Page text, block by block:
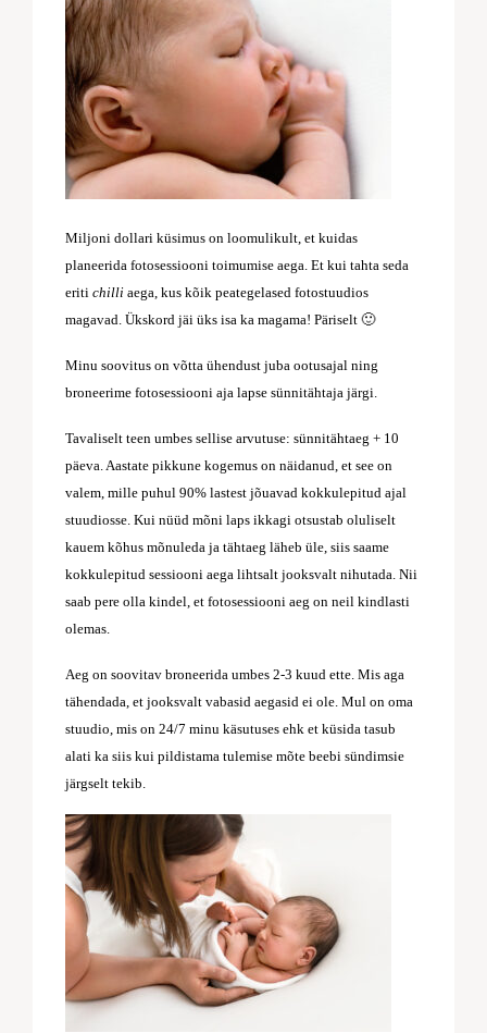
Miljoni dollari küsimus on loomulikult, et kuidas
planeerida fotosessiooni toimumise aega. Et kui tahta seda
eriti chilli aega, kus kõik peategelased fotostuudios
magavad. Ükskord jäi üks isa ka magama! Päriselt 🙂
Minu soovitus on võtta ühendust juba ootusajal ning
broneerime fotosessiooni aja lapse sünnitähtaja järgi.
Tavaliselt teen umbes sellise arvutuse: sünnitähtaeg + 10
päeva. Aastate pikkune kogemus on näidanud, et see on
valem, mille puhul 90% lastest jõuavad kokkulepitud ajal
stuudiosse. Kui nüüd mõni laps ikkagi otsustab oluliselt
kauem kõhus mõnuleda ja tähtaeg läheb üle, siis saame
kokkulepitud sessiooni aega lihtsalt jooksvalt nihutada. Nii
saab pere olla kindel, et fotosessiooni aeg on neil kindlasti
olemas.
Aeg on soovitav broneerida umbes 2-3 kuud ette. Mis aga
tähendada, et jooksvalt vabasid aegasid ei ole. Mul on oma
stuudio, mis on 24/7 minu käsutuses ehk et küsida tasub
alati ka siis kui pildistama tulemise mõte beebi sündimsie
järgselt tekib.